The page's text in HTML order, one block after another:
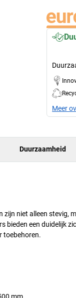
Meer
Duurzaamheid
niet alleen
bieden een duidelijk
toebehoren.
mm